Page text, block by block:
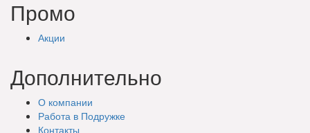
Промо
Акции
Дополнительно
О компании
Работа в Подружке
Контакты